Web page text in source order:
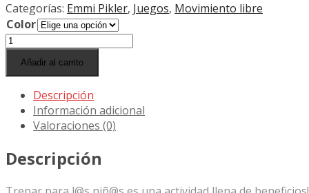
precios:
Categorías: Emmi Pikler, Juegos, Movimiento libre
Color
Triángulo
Pikler
Plegable
Añadir al carrito
Descripción
Información adicional
Valoraciones (0)
Descripción